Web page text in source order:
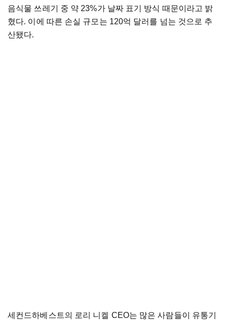
음식물 쓰레기 중 약 23%가 날짜 표기 방식 때문이라고 밝
혔다. 이에 따른 손실 규모는 120억 달러를 넘는 것으로 추
산됐다.
세컨드하베스트의 로리 니켈 CEO는 많은 사람들이 유통기